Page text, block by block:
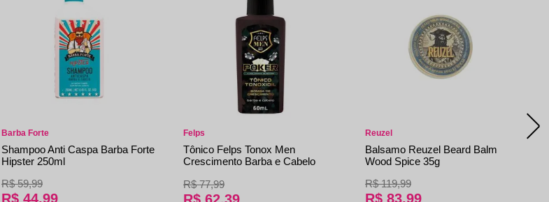
Barba Forte
Shampoo Anti Caspa Barba Forte
Hipster 250ml
R$ 59,99
R$ 44,99
Felps
Tônico Felps Tonox Men
Crescimento Barba e Cabelo
R$ 77,99
R$ 62,39
Reuzel
Balsamo Reuzel Beard Balm
Wood Spice 35g
R$ 119,99
R$ 83,99